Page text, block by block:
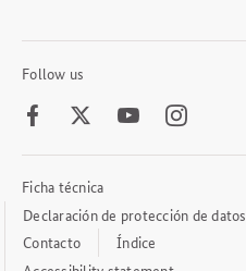
Follow us
FacebookTwitter Youtube
Footer
Meta
Links
Ficha técnica
Declaración de protección de datos
Contacto
Índice